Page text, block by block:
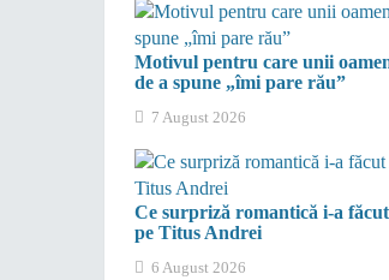
Motivul pentru care unii
de a spune „îmi pare rău”
7 August 2026
Ce surpriză romantică i-a
pe Titus Andrei
6 August 2026